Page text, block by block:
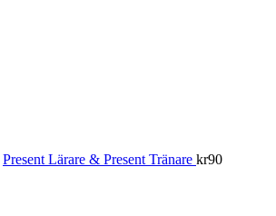
Present Lärare & Present Tränare kr90